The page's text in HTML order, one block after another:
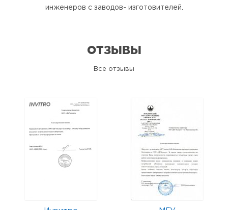
инженеров с заводов- изготовителей.
ОТЗЫВЫ
Все отзывы